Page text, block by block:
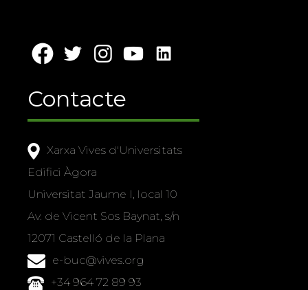
Contacte
Xarxa Vives d'Universitats
Edifici Àgora
Universitat Jaume I, local 10
Av. de Vicent Sos Baynat, s/n
12071 Castelló de la Plana
e-buc@vives.org
+34 964 72 89 93